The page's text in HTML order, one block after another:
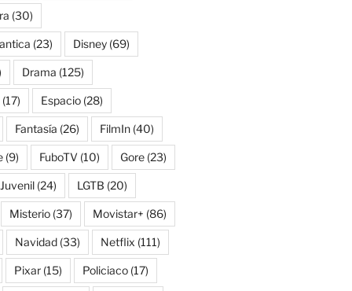
(30)
(23) Disney(69)
Drama (125)
(17) Espacio(28)
Fantasía (26) FilmIn(40)
(9) FuboTV (10) Gore(23)
Juvenil(24) LGTB (20)
Misterio(37) Movistar+ (86)
Navidad(33) Netflix (111)
Pixar(15) Policiaco(17)